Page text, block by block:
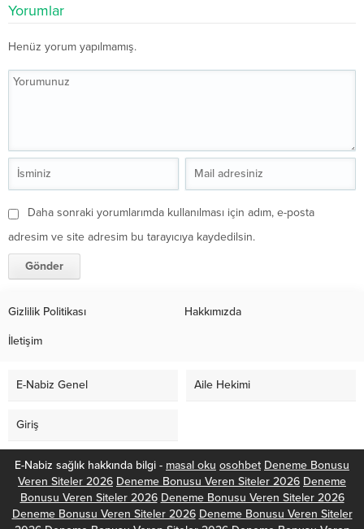
Yorumlar
Henüz yorum yapılmamış.
Daha sonraki yorumlarımda kullanılması için adım, e-posta
adresim ve site adresim bu tarayıcıya kaydedilsin.
Gizlilik Politikası Hakkımızda
İletişim
E-Nabiz Genel Aile Hekimi
Giriş
E-Nabiz sağlık hakkında bilgi - masal oku osohbet Deneme Bonusu
Veren Siteler 2026 Deneme Bonusu Veren Siteler 2026 Deneme
Bonusu Veren Siteler 2026 Deneme Bonusu Veren Siteler 2026
Deneme Bonusu Veren Siteler 2026 Deneme Bonusu Veren Siteler